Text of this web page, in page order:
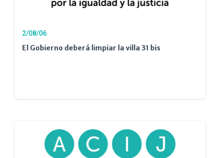
2/08/06
El Gobierno deberá limpiar la villa 31 bis